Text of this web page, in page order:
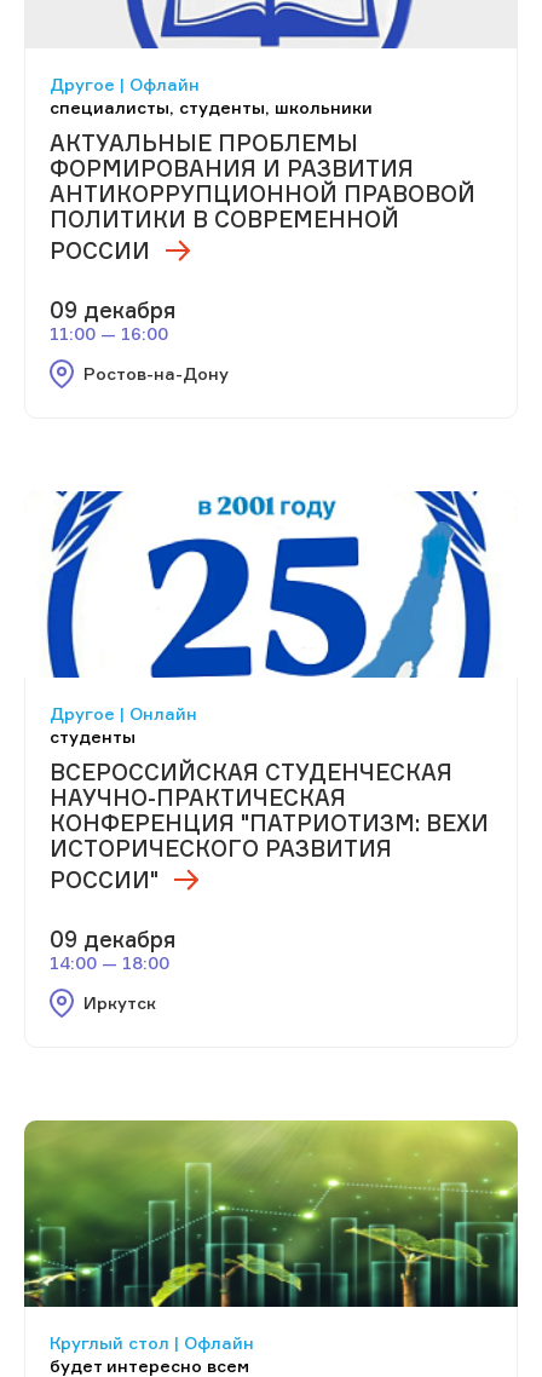
Другое | Офлайн
специалисты, студенты, школьники
АКТУАЛЬНЫЕ ПРОБЛЕМЫ
ФОРМИРОВАНИЯ И РАЗВИТИЯ
АНТИКОРРУПЦИОННОЙ ПРАВОВОЙ
ПОЛИТИКИ В СОВРЕМЕННОЙ
РОССИИ
09 декабря
11:00 — 16:00
Ростов-на-Дону
Другое | Онлайн
студенты
ВСЕРОССИЙСКАЯ СТУДЕНЧЕСКАЯ
НАУЧНО-ПРАКТИЧЕСКАЯ
КОНФЕРЕНЦИЯ "ПАТРИОТИЗМ: ВЕХИ
ИСТОРИЧЕСКОГО РАЗВИТИЯ
РОССИИ"
09 декабря
14:00 — 18:00
Иркутск
Круглый стол | Офлайн
будет интересно всем